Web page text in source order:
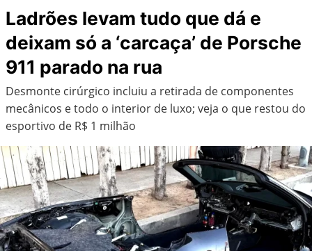
Ladrões levam tudo que dá e
deixam só a ‘carcaça’ de Porsche
911 parado na rua
Desmonte cirúrgico incluiu a retirada de componentes
mecânicos e todo o interior de luxo; veja o que restou do
esportivo de R$ 1 milhão